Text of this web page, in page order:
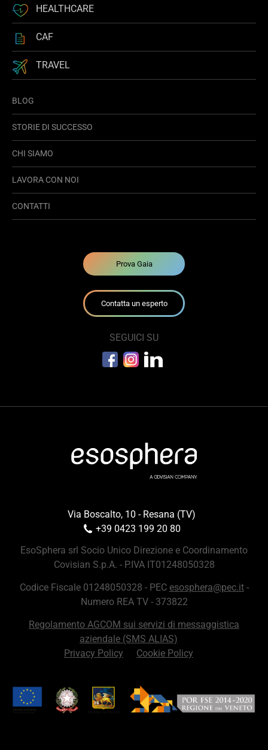
HEALTHCARE
CAF
TRAVEL
BLOG
STORIE DI SUCCESSO
CHI SIAMO
LAVORA CON NOI
CONTATTI
Prova Gaia
Contatta un esperto
SEGUICI SU
Via Boscalto, 10 - Resana (TV)
+39 0423 199 20 80
EsoSphera srl Socio Unico Direzione e Coordinamento
Covisian S.p.A. - P.IVA IT01248050328
Codice Fiscale 01248050328 - PEC esosphera@pec.it-
Numero REA TV - 373822
Regolamento AGCOM sui servizi di messaggistica
aziendale (SMS ALIAS)
Privacy Policy
Cookie Policy